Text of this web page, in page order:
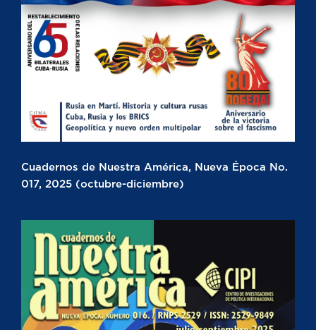
Cuadernos de Nuestra América, Nueva Época No.
017, 2025 (octubre-diciembre)